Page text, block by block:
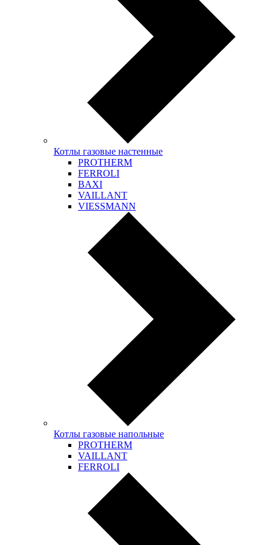
Котлы газовые настенные
PROTHERM
FERROLI
BAXI
VAILLANT
VIESSMANN
Котлы газовые напольные
PROTHERM
VAILLANT
FERROLI